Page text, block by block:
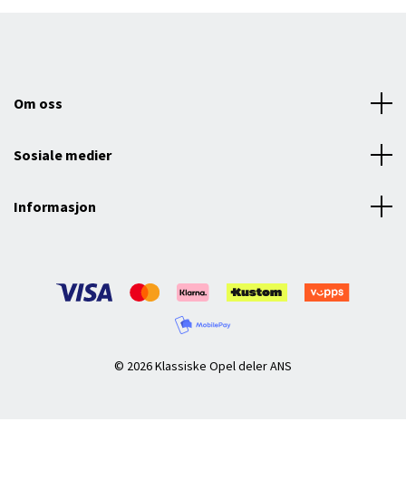
Om oss
Sosiale medier
Informasjon
© 2026 Klassiske Opel deler ANS